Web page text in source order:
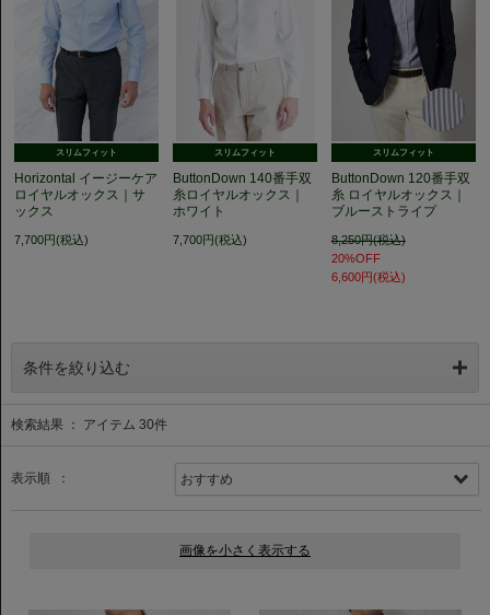
スリムフィット
Horizontal イージーケア
ロイヤルオックス｜サ
ックス
7,700円(税込)
スリムフィット
ButtonDown 140番手双
糸ロイヤルオックス｜
ホワイト
7,700円(税込)
スリムフィット
ButtonDown 120番手双
糸 ロイヤルオックス｜
ブルーストライプ
8,250円(税込)
20%OFF
6,600円(税込)
条件を絞り込む
検索結果 ： アイテム 30件
表示順 ：